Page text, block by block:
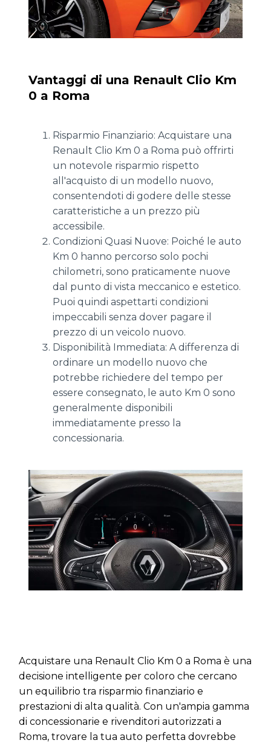
Vantaggi di una Renault Clio Km
0 a Roma
Risparmio Finanziario: Acquistare una
Renault Clio Km 0 a Roma può offrirti
un notevole risparmio rispetto
all'acquisto di un modello nuovo,
consentendoti di godere delle stesse
caratteristiche a un prezzo più
accessibile.
Condizioni Quasi Nuove: Poiché le auto
Km 0 hanno percorso solo pochi
chilometri, sono praticamente nuove
dal punto di vista meccanico e estetico.
Puoi quindi aspettarti condizioni
impeccabili senza dover pagare il
prezzo di un veicolo nuovo.
Disponibilità Immediata: A differenza di
ordinare un modello nuovo che
potrebbe richiedere del tempo per
essere consegnato, le auto Km 0 sono
generalmente disponibili
immediatamente presso la
concessionaria.
Acquistare una Renault Clio Km 0 a Roma è una
decisione intelligente per coloro che cercano
un equilibrio tra risparmio finanziario e
prestazioni di alta qualità. Con un'ampia gamma
di concessionarie e rivenditori autorizzati a
Roma, trovare la tua auto perfetta dovrebbe